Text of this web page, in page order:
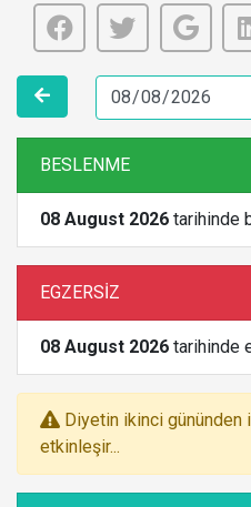
BESLENME
08 August 2026 tarihinde
EGZERSİZ
08 August 2026 tarihinde
Diyetin ikinci gününden
etkinleşir...